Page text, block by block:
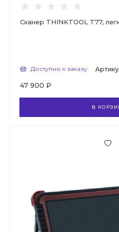
Сканер THINKTOOL T77,
Доступно к заказу
47 900 ₽
В